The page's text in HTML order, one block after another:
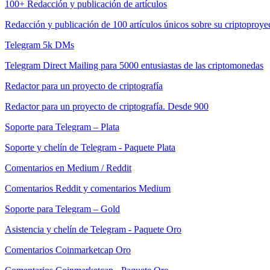
100+ Redacción y publicación de artículos
Redacción y publicación de 100 artículos únicos sobre su
Telegram 5k DMs
Telegram Direct Mailing para 5000 entusiastas de las criptomonedas
Redactor para un proyecto de criptografía
Redactor para un proyecto de criptografía. Desde 900
Soporte para Telegram – Plata
Soporte y chelín de Telegram - Paquete Plata
Comentarios en Medium / Reddit
Comentarios Reddit y comentarios Medium
Soporte para Telegram – Gold
Asistencia y chelín de Telegram - Paquete Oro
Comentarios Coinmarketcap Oro